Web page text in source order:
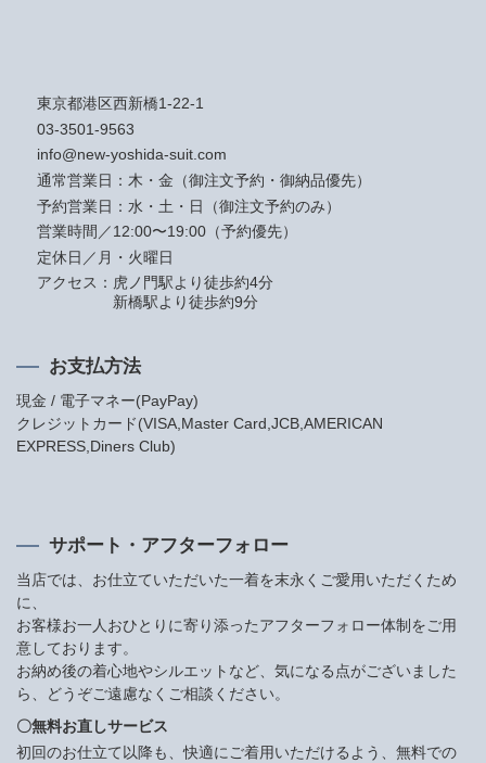
東京都港区西新橋1-22-1
03-3501-9563
info@new-yoshida-suit.com
通常営業日：木・金（御注文予約・御納品優先）
予約営業日：水・土・日（御注文予約のみ）
営業時間／12:00〜19:00（予約優先）
定休日／月・火曜日
アクセス： 虎ノ門駅より徒歩約4分
新橋駅より徒歩約9分
お支払方法
現金 / 電子マネー(PayPay)
クレジットカード(VISA,Master Card,JCB,AMERICAN
EXPRESS,Diners Club)
サポート・アフターフォロー
当店では、お仕立ていただいた一着を末永くご愛用いただくため
に、
お客様お一人おひとりに寄り添ったアフターフォロー体制をご用
意しております。
お納め後の着心地やシルエットなど、気になる点がございました
ら、どうぞご遠慮なくご相談ください。
〇無料お直しサービス
初回のお仕立て以降も、快適にご着用いただけるよう、無料での